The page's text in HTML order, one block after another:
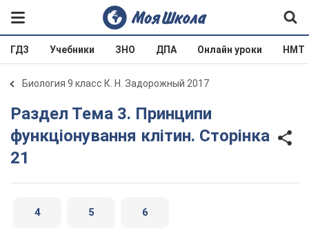
ГДЗ Учебники ЗНО ДПА Онлайн уроки НМТ
Биология 9 класс К. Н. Задорожный 2017
Раздел Тема 3. Принципи
функціонування клітин. Сторінка
21
4 5 6